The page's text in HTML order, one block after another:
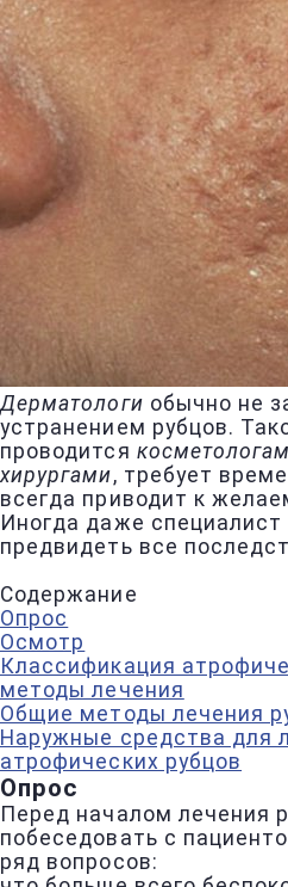
Дерматологи обычно не
устранением рубцов.
проводится
хирургами, требует
всегда приводит к
Иногда даже
предвидеть все
Содержание
Опрос
Осмотр
Классификация
методы лечения
Общие методы лечения
Наружные средства для
атрофических рубцов
Опрос
Перед началом лечения
побеседовать с
ряд вопросов: